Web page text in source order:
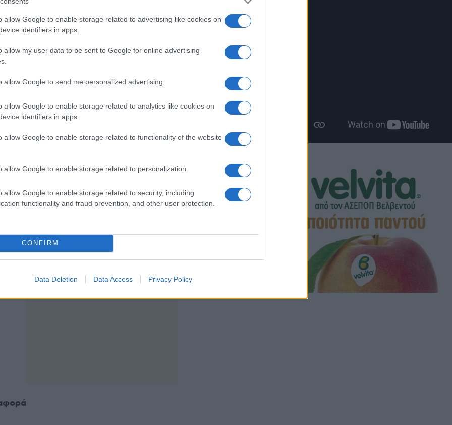
allow Google to enable storage related to advertising like cookies on
identifiers in apps.
allow my user data to be sent to Google for online advertising
allow Google to send me personalized advertising.
allow Google to enable storage related to analytics like cookies on
identifiers in apps.
allow Google to enable storage related to functionality of the website
allow Google to enable storage related to personalization.
allow Google to enable storage related to security, including
functionality and fraud prevention, and other user protection.
CONFIRM
Data Deletion Data Access Privacy Policy
1 Μαΐου έως και 31
Τμήμα Πολιτικής Προστασίας του
ενημερώνει τους δημότες ότι,
την Κοινή Υπουργική Απόφαση ΥΠ
(ΦΕΚ 2323/Β/24-04-2026), ισχύουν
υποχρεώσεις σχετικά με τον
στόχο την πρόληψη εκδήλωσης και
πυρκαγιών.
μέτρων αφορά ιδιοκτήτες, επικαρπωτές, μισθωτές,
κάθε πρόσωπο που έχει τη χρήση ή τη νομή των σχετικών